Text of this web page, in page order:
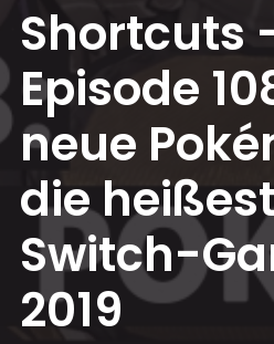
Shortcuts
Episode
neue
die
Switch-
2019